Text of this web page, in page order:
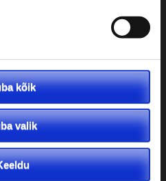
kõik
valik
riigi valuutat